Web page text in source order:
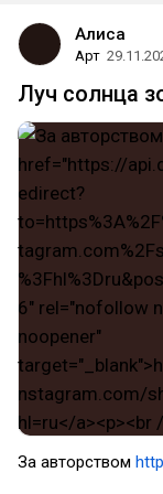
Алиса
Арт
Луч солнца
За авторством